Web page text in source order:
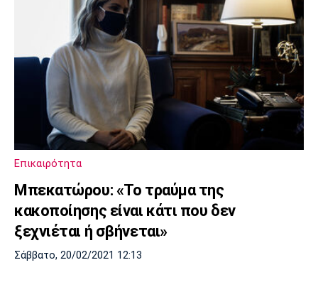
Επικαιρότητα
Μπεκατώρου: «Το τραύμα της
κακοποίησης είναι κάτι που δεν
ξεχνιέται ή σβήνεται»
Σάββατο, 20/02/2021 12:13